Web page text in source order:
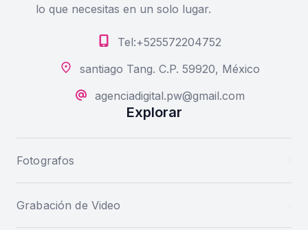
lo que necesitas en un solo lugar.
Tel:+525572204752
santiago Tang. C.P. 59920, México
agenciadigital.pw@gmail.com
Explorar
Fotografos
Grabación de Video